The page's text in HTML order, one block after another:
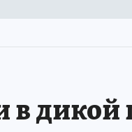
в дикой